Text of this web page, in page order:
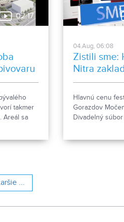
02:17
takmer
Areál sa
04.Aug, 06:08
Zistili sme:
Nitra
ženkský
Gorazdov
Močenok
víťaza
Hlavnú cenu
Gorazdov
Divadelný súbor
...